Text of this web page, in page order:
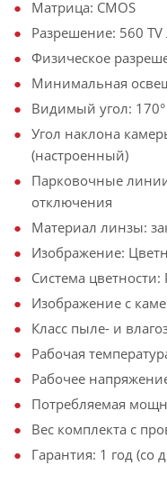
Матрица: CMOS
Разрешение: 560
Физическое
Минимальная
Видимый угол: 170°
Угол наклона
(настроенный)
Парковочные
отключения
Материал линзы:
Изображение:
Система цветности:
Изображение с
Класс пыле- и
Рабочая
Рабочее
Потребляемая
Вес комплекта с
Гарантия: 1 год (со